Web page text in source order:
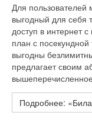
Для пользователей
выгодный для себя
доступ в интернет
план с
выгодны
предлагает своим
Подробнее: